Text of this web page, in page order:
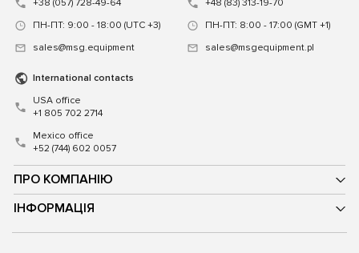
ПРО КОМПАНІЮ
ІНФОРМАЦІЯ
+38 (057) 728-49-64
ПН-ПТ: 9:00 - 18:00 (UTC +3)
sales@msg.equipment
+48 (83) 313-19-70
ПН-ПТ: 8:00 - 17:00 (GMT +1)
sales@msgequipment.pl
International contacts
USA office
+1 805 702 2714
Mexico office
+52 (744) 602 0057